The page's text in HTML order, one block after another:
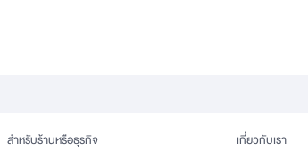
สำหรับร้านหรือธุรกิจ เกี่ยวกับเรา